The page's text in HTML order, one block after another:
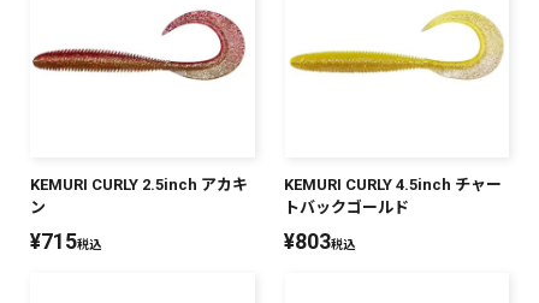
KEMURI CURLY 2.5inch アカキ
ン
¥715税込
KEMURI CURLY 4.5inch チャー
トバックゴールド
¥803税込